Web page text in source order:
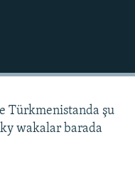
Türkmenistanda şu
wakalar barada